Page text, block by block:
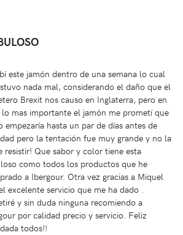
este jamón dentro de una semana lo cual
nada mal, considerando el daño que el
Brexit nos causo en Inglaterra, pero en
mas importante el jamón me prometí que
empezaría hasta un par de días antes de
pero la tentación fue muy grande y no la
resistir! Que sabor y color tiene esta
como todos los productos que he
a Ibergour. Otra vez gracias a Miquel
excelente servicio que me ha dado .
y sin duda ninguna recomiendo a
por calidad precio y servicio. Feliz
todos!!